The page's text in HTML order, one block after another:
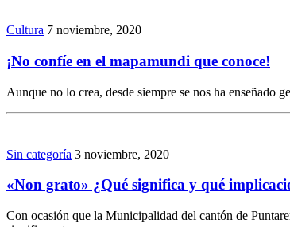
Cultura 7 noviembre, 2020
¡No confíe en el mapamundi que conoce!
Aunque no lo crea, desde siempre se nos ha
Sin categoría 3 noviembre, 2020
«Non grato» ¿Qué significa y qué
Con ocasión que la Municipalidad del cantón de